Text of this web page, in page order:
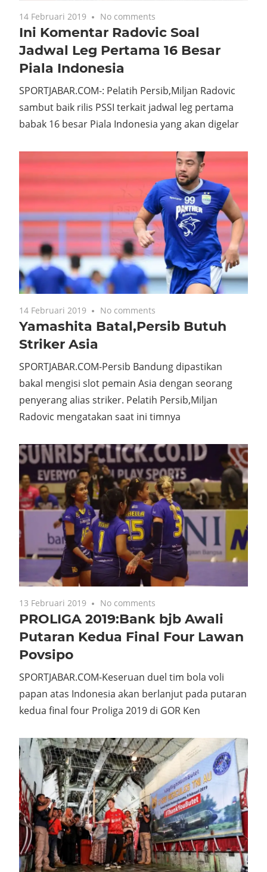
14 Februari 2019 No comments
Ini Komentar Radovic Soal
Jadwal Leg Pertama 16 Besar
Piala Indonesia
SPORTJABAR.COM-: Pelatih Persib,Miljan Radovic
sambut baik rilis PSSI terkait jadwal leg pertama
14 Februari 2019 No comments
Yamashita Batal,Persib Butuh
Striker Asia
SPORTJABAR.COM-Persib Bandung dipastikan
bakal mengisi slot pemain Asia dengan seorang
penyerang alias striker. Pelatih Persib,Miljan
13 Februari 2019 No comments
PROLIGA 2019:Bank bjb Awali
Putaran Kedua Final Four Lawan
Povsipo
SPORTJABAR.COM-Keseruan duel tim bola voli
papan atas Indonesia akan berlanjut pada putaran